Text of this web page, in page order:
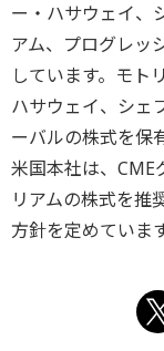
ー・ハサウェイ、
アム、プログレッ
しています。モト
ハサウェイ、シェ
ーバルの株式を保
米国本社は、CME
リアムの株式を推
方針を定めています